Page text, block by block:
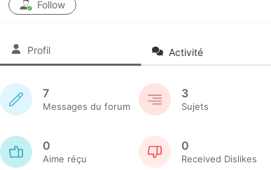
Follow
Profil Activité
7
Messages du forum
3
Sujets
0
Aime réçu
0
Received Dislikes